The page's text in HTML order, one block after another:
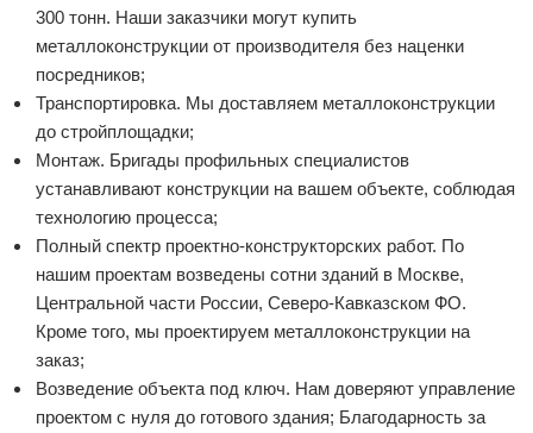
300 тонн. Наши заказчики могут купить
металлоконструкции от производителя без наценки
посредников;
Транспортировка. Мы доставляем металлоконструкции
до стройплощадки;
Монтаж. Бригады профильных специалистов
устанавливают конструкции на вашем объекте, соблюдая
технологию процесса;
Полный спектр проектно-конструкторских работ. По
нашим проектам возведены сотни зданий в Москве,
Центральной части России, Северо-Кавказском ФО.
Кроме того, мы проектируем металлоконструкции на
заказ;
Возведение объекта под ключ. Нам доверяют управление
проектом с нуля до готового здания; Благодарность за